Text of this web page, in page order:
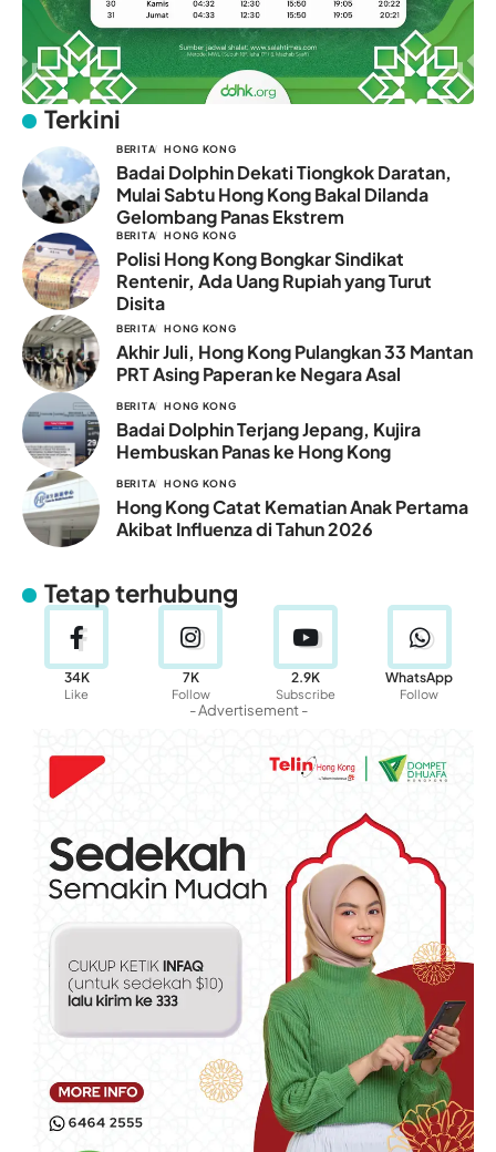
Terkini
BERITA HONG KONG
Badai Dolphin Dekati Tiongkok Daratan,
Mulai Sabtu Hong Kong Bakal Dilanda
Gelombang Panas Ekstrem
BERITA HONG KONG
Polisi Hong Kong Bongkar Sindikat
Rentenir, Ada Uang Rupiah yang Turut
Disita
BERITA HONG KONG
Akhir Juli, Hong Kong Pulangkan 33 Mantan
PRT Asing Paperan ke Negara Asal
BERITA HONG KONG
Badai Dolphin Terjang Jepang, Kujira
Hembuskan Panas ke Hong Kong
BERITA HONG KONG
Hong Kong Catat Kematian Anak Pertama
Akibat Influenza di Tahun 2026
Tetap terhubung
34K
Like
7K
Follow
2.9K
Subscribe
WhatsApp
Follow
- Advertisement -